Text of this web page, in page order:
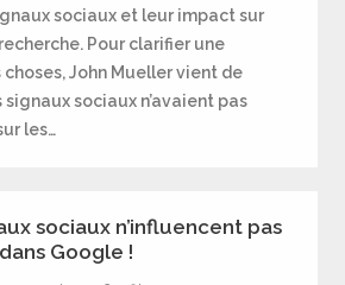
sociaux et leur impact sur
Pour clarifier une
John Mueller vient de
sociaux n’avaient pas
les…
sociaux n’influencent pas
Google !